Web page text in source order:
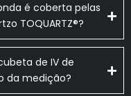
é coberta pelas
TOQUARTZ®?
de IV de
da medição?